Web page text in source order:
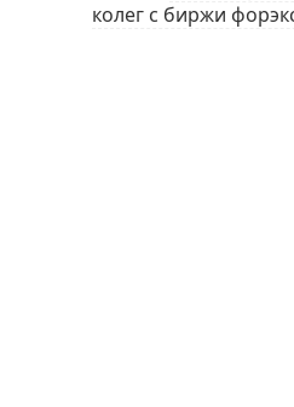
колег с биржи